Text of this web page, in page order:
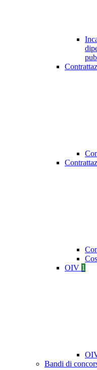
OIV 1
Bandi di